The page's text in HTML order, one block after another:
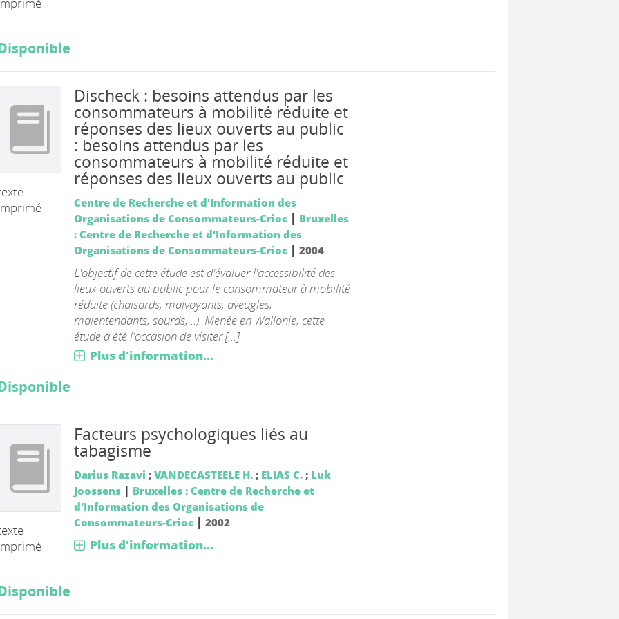
Discheck : besoins attendus par les
consommateurs à mobilité réduite et
réponses des lieux ouverts au public
: besoins attendus par les
consommateurs à mobilité réduite et
réponses des lieux ouverts au public
Centre de Recherche et d'Information des
Organisations de Consommateurs-Crioc | Bruxelles
: Centre de Recherche et d'Information des
Organisations de Consommateurs-Crioc| 2004
L'objectif de cette étude est d'évaluer l'accessibilité des
lieux ouverts au public pour le consommateur à mobilité
réduite (chaisards, malvoyants, aveugles,
malentendants, sourds,...). Menée en Wallonie, cette
étude a été l'occasion de visiter [...]
Plus d'information...
Facteurs psychologiques liés au
tabagisme
Darius Razavi ; VANDECASTEELE H.; ELIAS C.; Luk
Joossens | Bruxelles : Centre de Recherche et
d'Information des Organisations de
Consommateurs-Crioc| 2002
Plus d'information...